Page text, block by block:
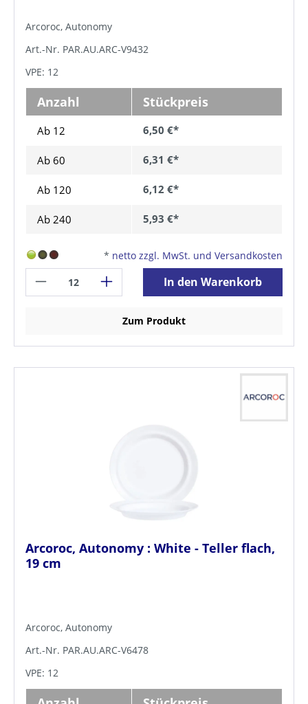
Arcoroc, Autonomy
Art.-Nr. PAR.AU.ARC-V9432
VPE: 12
Anzahl Stückpreis
Ab 12 6,50 €*
Ab 60 6,31 €*
Ab 120 6,12 €*
Ab 240 5,93 €*
* netto zzgl. MwSt. und Versandkosten
In den Warenkorb
Zum Produkt
Arcoroc, Autonomy : White - Teller flach,
19 cm
Arcoroc, Autonomy
Art.-Nr. PAR.AU.ARC-V6478
VPE: 12